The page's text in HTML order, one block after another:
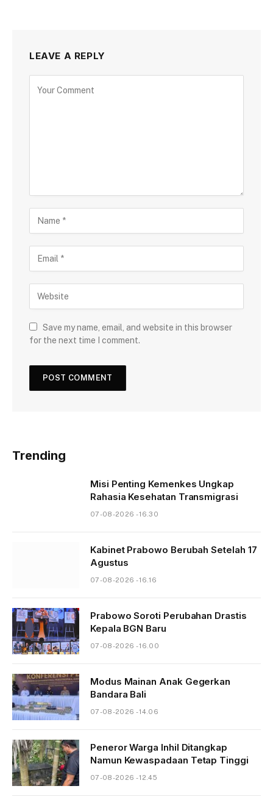
LEAVE A REPLY
Save my name, email, and website in this browser
for the next time I comment.
Trending
Misi Penting Kemenkes Ungkap
Rahasia Kesehatan Transmigrasi
07-08-2026 - 16.30
Kabinet Prabowo Berubah Setelah 17
Agustus
07-08-2026 - 16.16
Prabowo Soroti Perubahan Drastis
Kepala BGN Baru
07-08-2026 - 16.00
Modus Mainan Anak Gegerkan
Bandara Bali
07-08-2026 - 14.06
Peneror Warga Inhil Ditangkap
Namun Kewaspadaan Tetap Tinggi
07-08-2026 - 12.45